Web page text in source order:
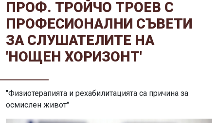
ПРОФ. ТРОЙЧО ТРОЕВ С
ПРОФЕСИОНАЛНИ СЪВЕТИ
ЗА СЛУШАТЕЛИТЕ НА
'НОЩЕН ХОРИЗОНТ'
"Физиотерапията и рехабилитацията са причина за
осмислен живот"